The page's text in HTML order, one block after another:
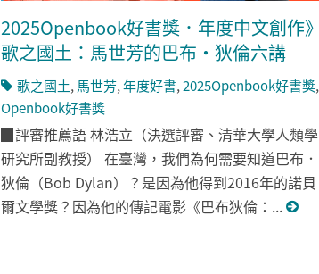
2025Openbook好書獎．年度中文創作》
歌之國土：馬世芳的巴布・狄倫六講
歌之國土, 馬世芳,年度好書,2025Openbook好書獎,
Openbook好書獎
▉評審推薦語 林浩立（決選評審、清華大學人類學
研究所副教授） 在臺灣，我們為何需要知道巴布．
狄倫（Bob Dylan）？是因為他得到2016年的諾貝
爾文學獎？因為他的傳記電影《巴布狄倫：...